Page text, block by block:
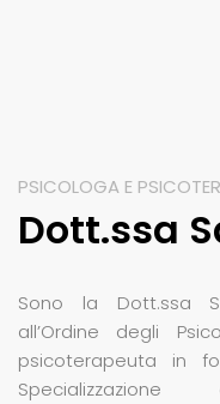
PSICOLOGA E
Dott.ssa
Sono la Dott.ssa
all’Ordine degli
psicoterapeuta in